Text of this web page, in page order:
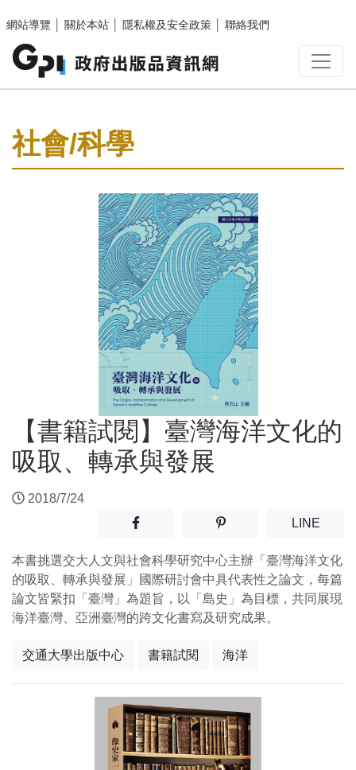
網站導覽
關於本站 隱私權及安全政策 聯絡我們
:::
社會/科學
【書籍試閱】臺灣海洋文化的
吸取、轉承與發展
2018/7/24
分享至facebook(另開新視窗)
分享至噗浪(另開新視窗)
LINE(另開
本書挑選交大人文與社會科學研究中心主辦「臺灣海洋文化
的吸取、轉承與發展」國際研討會中具代表性之論文，每篇
論文皆緊扣「臺灣」為題旨，以「島史」為目標，共同展現
海洋臺灣、亞洲臺灣的跨文化書寫及研究成果。
交通大學出版中心 書籍試閱 海洋